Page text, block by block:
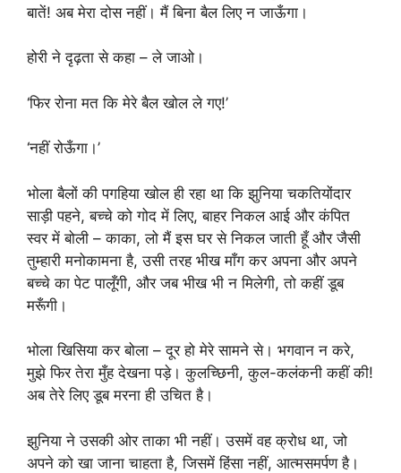
बातें! अब मेरा दोस नहीं। मैं बिना बैल लिए न जाऊँगा।
होरी ने दृढ़ता से कहा – ले जाओ।
‘फिर रोना मत कि मेरे बैल खोल ले गए!’
‘नहीं रोऊँगा।’
भोला बैलों की पगहिया खोल ही रहा था कि झुनिया चकतियोंदार
साड़ी पहने, बच्चे को गोद में लिए, बाहर निकल आई और कंपित
स्वर में बोली – काका, लो मैं इस घर से निकल जाती हूँ और जैसी
तुम्हारी मनोकामना है, उसी तरह भीख माँग कर अपना और अपने
बच्चे का पेट पालूँगी, और जब भीख भी न मिलेगी, तो कहीं डूब
मरूँगी।
भोला खिसिया कर बोला – दूर हो मेरे सामने से। भगवान न करे,
मुझे फिर तेरा मुँह देखना पड़े। कुलच्छिनी, कुल-कलंकनी कहीं की!
अब तेरे लिए डूब मरना ही उचित है।
झुनिया ने उसकी ओर ताका भी नहीं। उसमें वह क्रोध था, जो
अपने को खा जाना चाहता है, जिसमें हिंसा नहीं, आत्मसमर्पण है।